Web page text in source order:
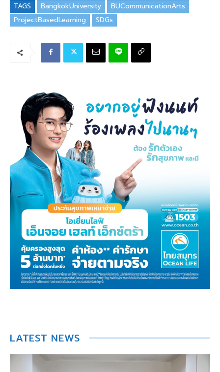
TAGS BangkokUniversity
BUCommunicationArts
ProjectBasedLearning
SDGs
LATEST NEWS